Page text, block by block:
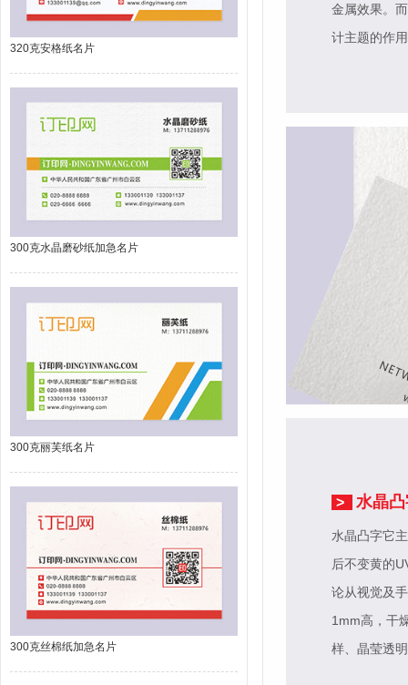
320克安格纸名片
300克水晶磨砂纸加急名片
300克丽芙纸名片
300克丝棉纸加急名片
金属效果。
计主题的作
> 水晶
水晶凸字它
后不变黄的
论从视觉及
1mm高，干
样、晶莹透